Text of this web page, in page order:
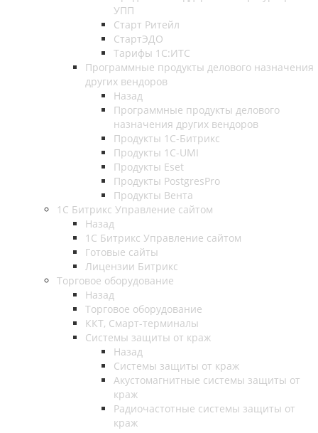
УПП
Старт Ритейл
СтартЭДО
Тарифы 1С:ИТС
Программные продукты делового назначения
других вендоров
Назад
Программные продукты делового
назначения других вендоров
Продукты 1C-Битрикс
Продукты 1С-UMI
Продукты Eset
Продукты PostgresPro
Продукты Вента
1С Битрикс Управление сайтом
Назад
1С Битрикс Управление сайтом
Готовые сайты
Лицензии Битрикс
Торговое оборудование
Назад
Торговое оборудование
ККТ, Смарт-терминалы
Системы защиты от краж
Назад
Системы защиты от краж
Акустомагнитные системы защиты от
краж
Радиочастотные системы защиты от
краж